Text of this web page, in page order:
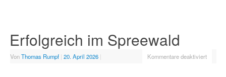
Erfolgreich im Spreewald
VonThomas Rumpf | 20. April 2026 | Kommentare deaktiviert